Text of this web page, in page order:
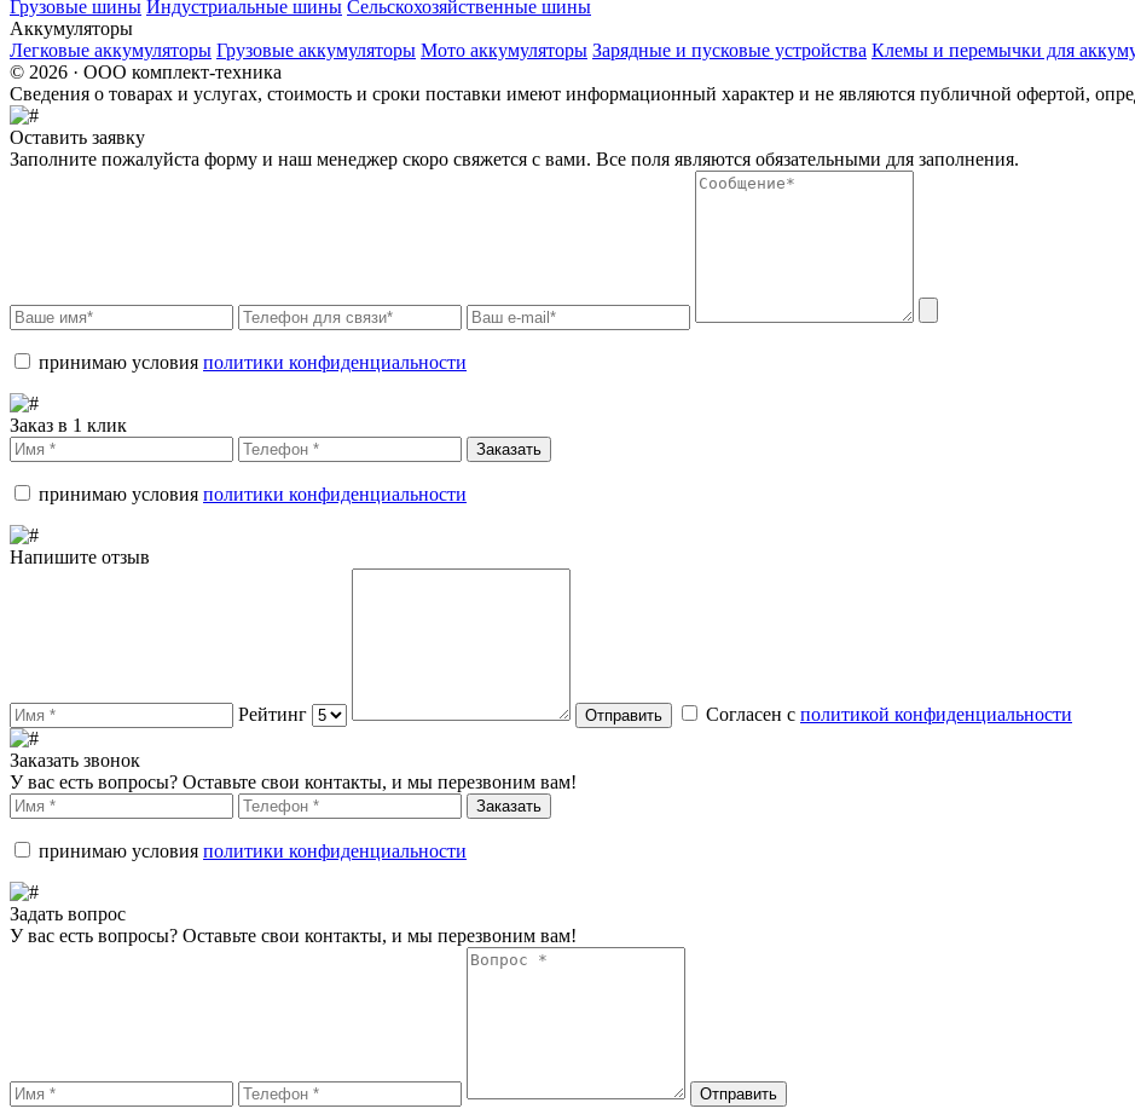
Грузовые шины Индустриальные шины Сельскохозяйственные шины
Аккумуляторы
Легковые аккумуляторы Грузовые аккумуляторы Мото аккумуляторы Зарядные и пусковые устройства Клемы и перемычки для
© 2026 · ООО комплект-техника
Сведения о товарах и услугах, стоимость и сроки поставки имеют информационный характер и не являются публичной офертой,
Оставить заявку
Заполните пожалуйста форму и наш менеджер скоро свяжется с вами. Все поля являются обязательными для заполнения.
принимаю условия политики конфиденциальности
Заказ в 1 клик
Заказать
принимаю условия политики конфиденциальности
Напишите отзыв
Рейтинг Отправить Согласен с политикой конфиденциальности
Заказать звонок
У вас есть вопросы? Оставьте свои контакты, и мы перезвоним вам!
Заказать
принимаю условия политики конфиденциальности
Задать вопрос
У вас есть вопросы? Оставьте свои контакты, и мы перезвоним вам!
Отправить